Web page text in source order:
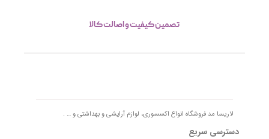
تصمین کیفیت و اصالت کالا
لاریسا مد فروشگاه انواع اکسسوری، لوازم آرایشی و بهداشتی و … .
دسترسی سریع